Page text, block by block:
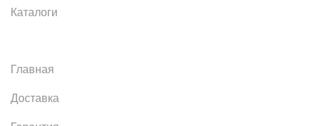
Каталоги
Главная
Доставка